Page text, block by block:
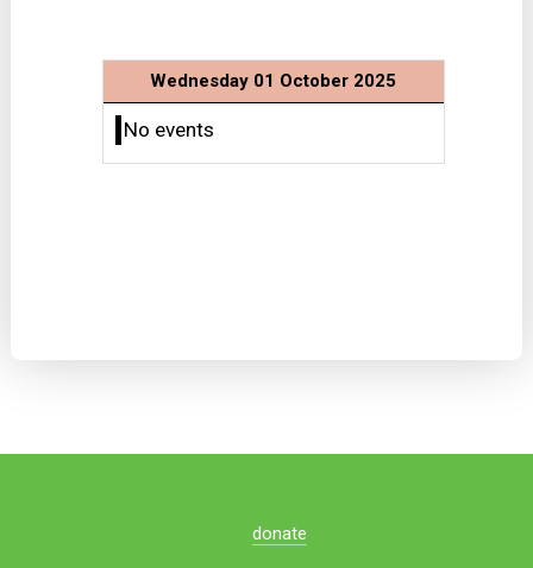
Wednesday 01 October 2025
No events
donate